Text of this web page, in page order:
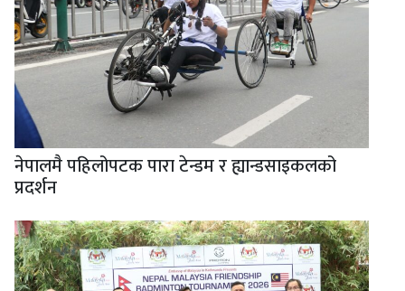
नेपालमै पहिलोपटक पारा टेन्डम र ह्यान्डसाइकलको
प्रदर्शन